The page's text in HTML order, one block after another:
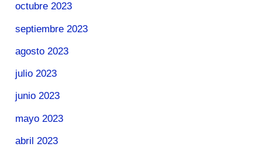
octubre 2023
septiembre 2023
agosto 2023
julio 2023
junio 2023
mayo 2023
abril 2023